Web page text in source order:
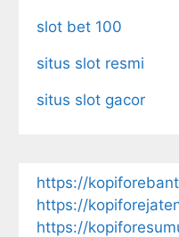
slot bet 100
situs slot resmi
situs slot gacor
https://
https://
https://